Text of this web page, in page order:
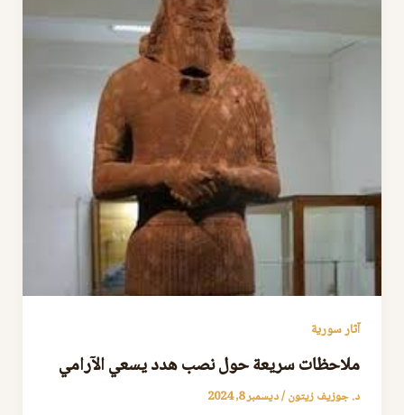
آثار سورية
ملاحظات سريعة حول نصب هدد يسعي الآرامي
د. جوزيف زيتون/ديسمبر 8, 2024